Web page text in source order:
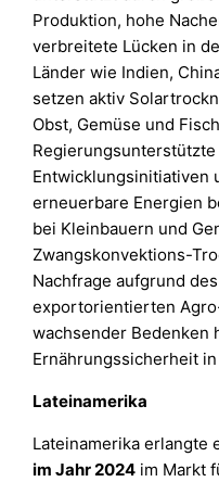
Produktion, hohe
verbreitete Lücken in
Länder wie Indien,
setzen aktiv
Obst, Gemüse und
Entwicklungsinitiativen
erneuerbare Energien
bei Kleinbauern und
Zwangskonvektions-
Nachfrage aufgrund
exportorientierten
wachsender Bedenken
Ernährungssicherheit
Lateinamerika
Lateinamerika erlangte
im Jahr 2024 im Markt